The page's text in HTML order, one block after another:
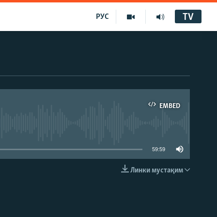
РУС TV
EMBED
EMBED
59:59
Линки мустақим